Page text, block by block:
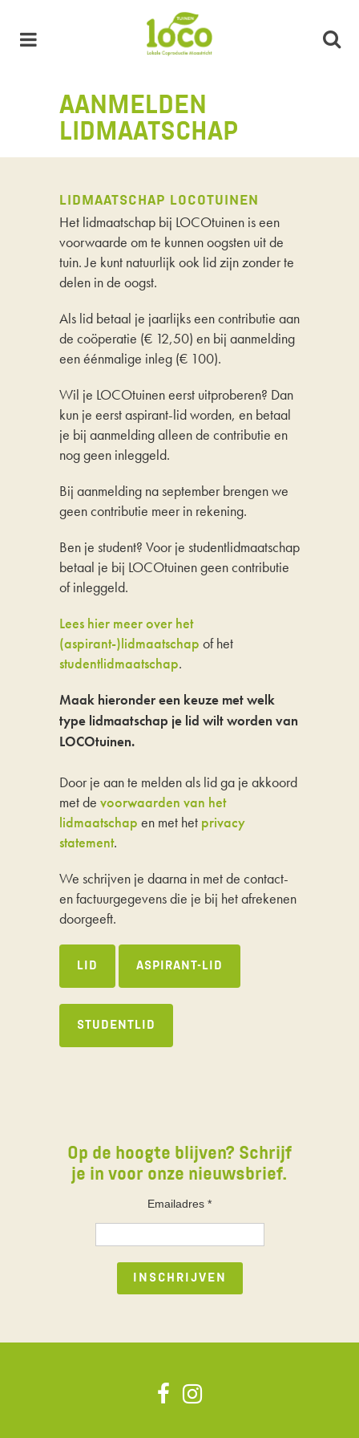
AANMELDEN
LIDMAATSCHAP
LIDMAATSCHAP LOCOTUINEN
Het lidmaatschap bij LOCOtuinen is een
voorwaarde om te kunnen oogsten uit de
tuin. Je kunt natuurlijk ook lid zijn zonder te
delen in de oogst.
Als lid betaal je jaarlijks een contributie aan
de coöperatie (€ 12,50) en bij aanmelding
een éénmalige inleg (€ 100).
Wil je LOCOtuinen eerst uitproberen? Dan
kun je eerst aspirant-lid worden, en betaal
je bij aanmelding alleen de contributie en
nog geen inleggeld.
Bij aanmelding na september brengen we
geen contributie meer in rekening.
Ben je student? Voor je studentlidmaatschap
betaal je bij LOCOtuinen geen contributie
of inleggeld.
Lees hier meer over het
(aspirant-)lidmaatschap of het
studentlidmaatschap.
Maak hieronder een keuze met welk
type lidmaatschap je lid wilt worden van
LOCOtuinen.
Door je aan te melden als lid ga je akkoord
met de voorwaarden van het
lidmaatschap en met het privacy
statement.
We schrijven je daarna in met de contact-
en factuurgegevens die je bij het afrekenen
doorgeeft.
LID ASPIRANT-LID
STUDENTLID
Op de hoogte blijven? Schrijf
je in voor onze nieuwsbrief.
Emailadres *